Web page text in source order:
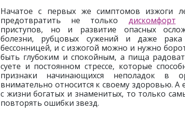
Начатое с первых же симптомов изжоги
предотвратить не только дискомфорт
приступов, но и развитие опасных
болезни, рубцовых сужений и даже
бессонницей, и с изжогой можно и нужно
быть глубоким и спокойным, а пища
суете и постоянном стрессе, которые
признаки начинающихся неполадок в
внимательно относится к своему здоровью. А
с жизни богатых и знаменитых, то только
повторять ошибки звезд.